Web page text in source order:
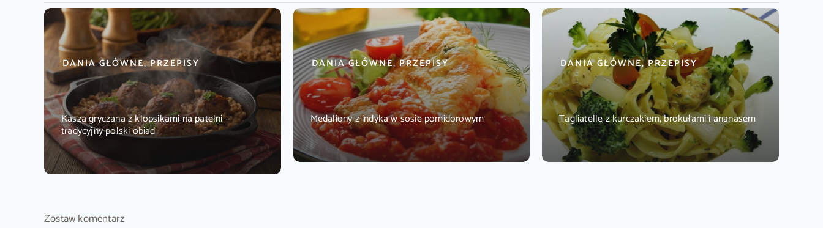
DANIA GŁÓWNE, PRZEPISY
Kasza gryczana z klopsikami na patelni –
tradycyjny polski obiad
DANIA GŁÓWNE, PRZEPISY
Medaliony z indyka w sosie pomidorowym
DANIA GŁÓWNE, PRZEPISY
Tagliatelle z kurczakiem, brokułami i ananasem
Zostaw komentarz